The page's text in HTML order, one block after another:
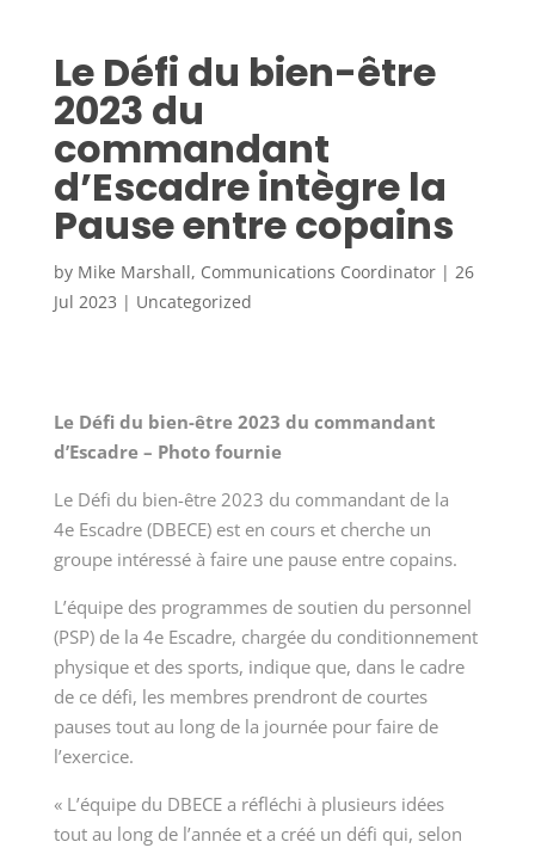
Le Défi du bien-être
2023 du
commandant
d’Escadre intègre la
Pause entre copains
by Mike Marshall, Communications Coordinator| 26
Jul 2023 | Uncategorized
Le Défi du bien-être 2023 du commandant
d’Escadre – Photo fournie
Le Défi du bien-être 2023 du commandant de la
4eEscadre (DBECE) est en cours et cherche un
groupe intéressé à faire une pause entre copains.
L’équipe des programmes de soutien du personnel
(PSP) de la 4eEscadre, chargée du conditionnement
physique et des sports, indique que, dans le cadre
de ce défi, les membres prendront de courtes
pauses tout au long de la journée pour faire de
l’exercice.
« L’équipe du DBECE a réfléchi à plusieurs idées
tout au long de l’année et a créé un défi qui, selon